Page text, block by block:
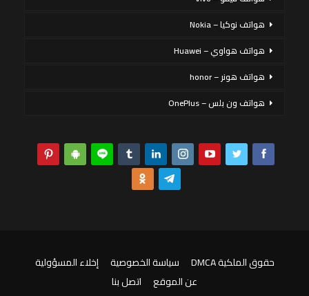
هواتف نوكيا – Nokia
هواتف هواوي – Huawei
هواتف هونر – honor
هواتف ون بلس – OnePlus
حقوق الملكية DMCA سياسة الخصوصية
إخلاء المسؤولية
عن الموقع
اتصل بنا